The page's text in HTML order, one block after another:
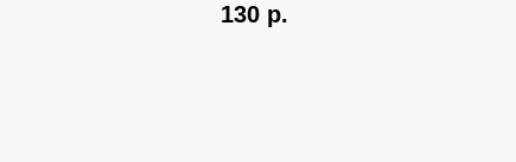
130 р.